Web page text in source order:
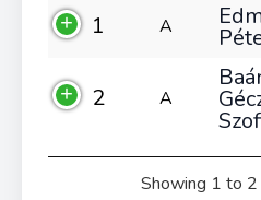
1 A
2 A
Showing 1 to